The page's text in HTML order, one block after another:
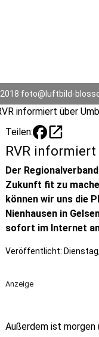
2018 foto@luftbild-
Teilen: open_in_new
RVR
Der
Zukunft fit zu
können wir uns die
Nienhausen in
sofort im Internet
Veröffentlicht:
Anzeige
Außerdem ist